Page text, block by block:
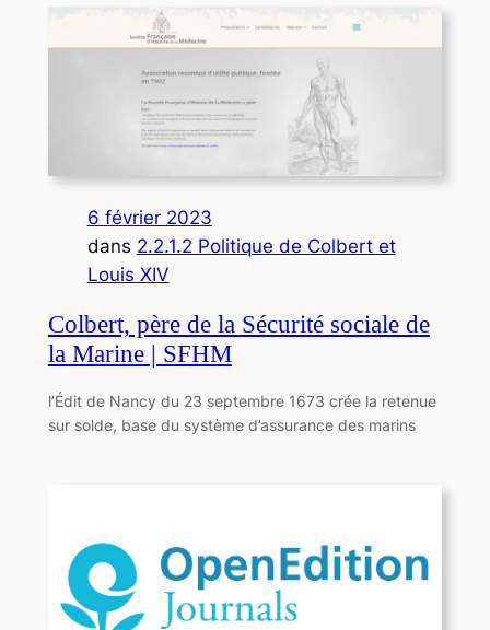
6 février 2023
dans 2.2.1.2 Politique de Colbert et
Louis XIV
Colbert, père de la Sécurité sociale de
la Marine | SFHM
l’Édit de Nancy du 23 septembre 1673 crée la retenue
sur solde, base du système d’assurance des marins